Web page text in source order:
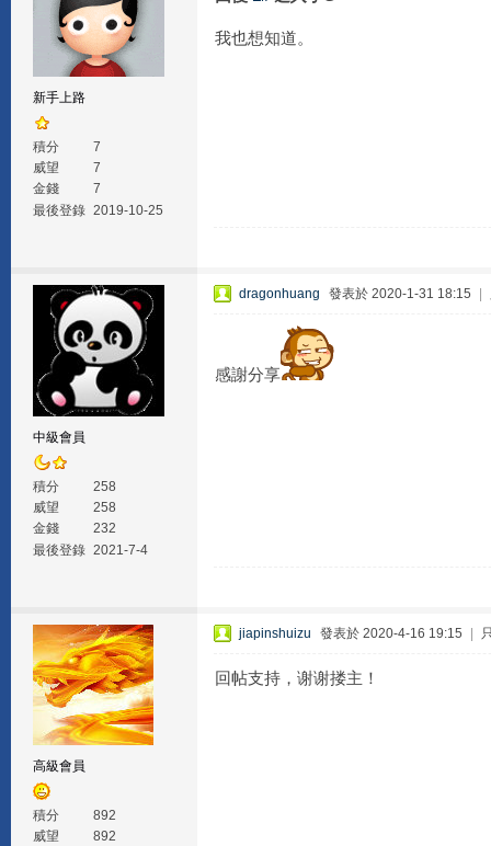
新手上路
積分
7
威望
7
金錢
7
最後登錄 2019-10-25
我也想知道。
中級會員
積分
258
威望
258
金錢
232
最後登錄 2021-7-4
dragonhuang 發表於 2020-1-31 18:15
感謝分享
高級會員
積分
892
威望
892
jiapinshuizu 發表於 2020-4-16 19:15
回帖支持，谢谢搂主！